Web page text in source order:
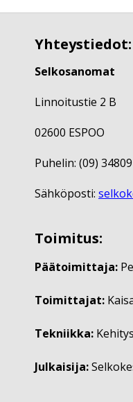
Yhteystiedot:
Selkosanomat
Linnoitustie 2 B
02600 ESPOO
Puhelin: (09)
Sähköposti:
Toimitus:
Päätoimittaja:
Toimittajat:
Tekniikka:
Julkaisija: